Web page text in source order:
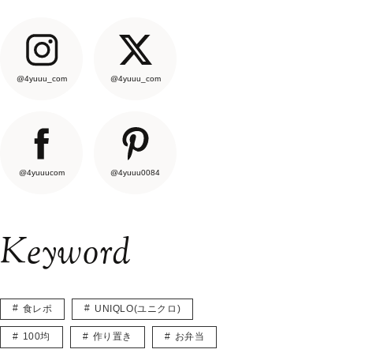
@4yuuu_com @4yuuu_com
@4yuuucom @4yuuu0084
Keyword
食レポ UNIQLO(ユニクロ)
100均 作り置き お弁当